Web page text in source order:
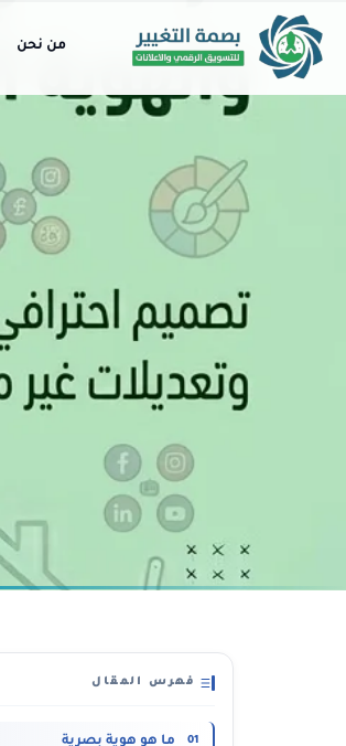
من نحن
فهرس المقال
ما هو هوية بصرية